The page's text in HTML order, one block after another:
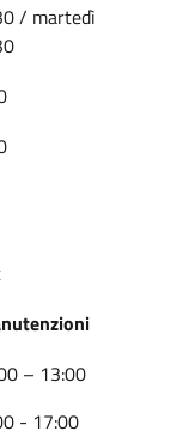
/ martedì
– 13:00
- 17:00